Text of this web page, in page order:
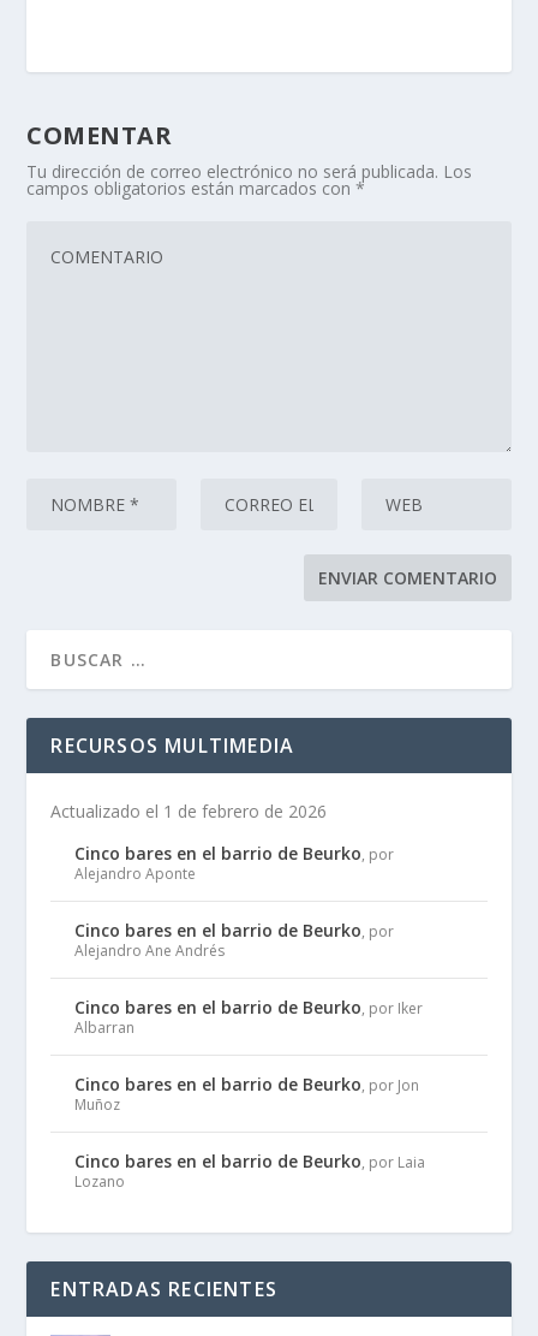
COMENTAR
Tu dirección de correo electrónico no será publicada. Los
campos obligatorios están marcados con*
RECURSOS MULTIMEDIA
Actualizado el 1 de febrero de 2026
Cinco bares en el barrio de Beurko, por
Alejandro Aponte
Cinco bares en el barrio de Beurko, por
Alejandro Ane Andrés
Cinco bares en el barrio de Beurko, por Iker
Albarran
Cinco bares en el barrio de Beurko, por Jon
Muñoz
Cinco bares en el barrio de Beurko, por Laia
Lozano
ENTRADAS RECIENTES